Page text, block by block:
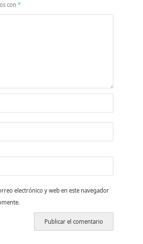
con *
electrónico y web en este navegador